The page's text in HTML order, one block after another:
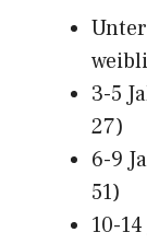
3-5
27)
6-9
51)
10-